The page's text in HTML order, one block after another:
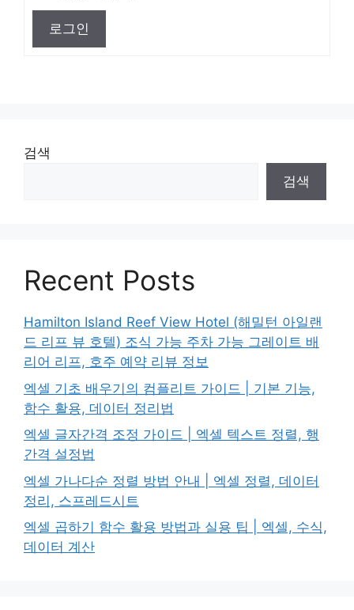
로그인
검색
검색
Recent Posts
Hamilton Island Reef View Hotel (해밀턴 아일랜
드 리프 뷰 호텔) 조식 가능 주차 가능 그레이트 배
리어 리프, 호주 예약 리뷰 정보
엑셀 기초 배우기의 컴플리트 가이드 | 기본 기능,
함수 활용, 데이터 정리법
엑셀 글자간격 조정 가이드 | 엑셀 텍스트 정렬, 행
간격 설정법
엑셀 가나다순 정렬 방법 안내 | 엑셀 정렬, 데이터
정리, 스프레드시트
엑셀 곱하기 함수 활용 방법과 실용 팁 | 엑셀, 수식,
데이터 계산